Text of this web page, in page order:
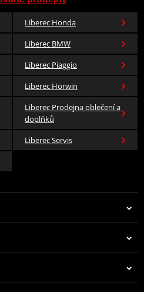
Liberec Honda
Liberec BMW
Liberec Piaggio
Liberec Horwin
Liberec Prodejna oblečení a
doplňků
Liberec Servis